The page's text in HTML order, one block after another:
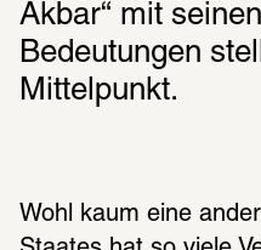
Akbar“ mit
Bedeutungen
Mittelpunkt.
Wohl kaum eine